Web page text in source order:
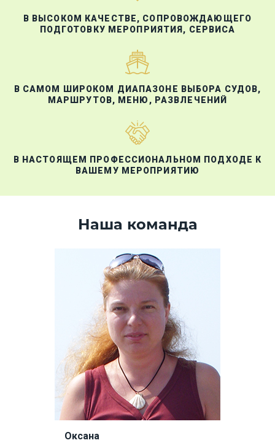
В ВЫСОКОМ КАЧЕСТВЕ, СОПРОВОЖДАЮЩЕГО
ПОДГОТОВКУ МЕРОПРИЯТИЯ, СЕРВИСА
В САМОМ ШИРОКОМ ДИАПАЗОНЕ ВЫБОРА СУДОВ,
МАРШРУТОВ, МЕНЮ, РАЗВЛЕЧЕНИЙ
В НАСТОЯЩЕМ ПРОФЕССИОНАЛЬНОМ ПОДХОДЕ К
ВАШЕМУ МЕРОПРИЯТИЮ
Наша команда
Оксана